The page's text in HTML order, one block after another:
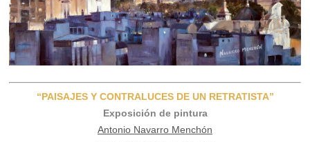
“PAISAJES Y CONTRALUCES DE UN RETRATISTA”
Exposición de pintura
Antonio Navarro Menchón